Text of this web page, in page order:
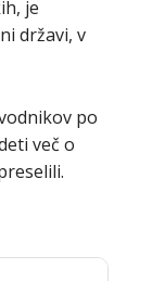
je
državi, v
po
več o